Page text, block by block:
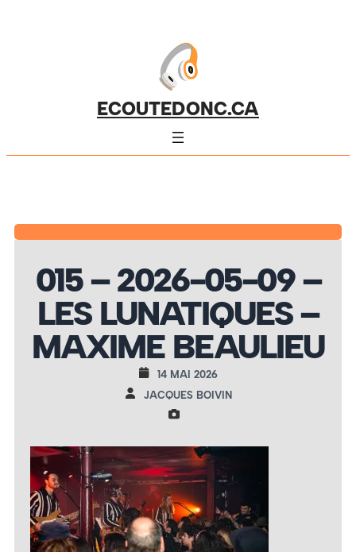
ECOUTEDONC.CA
015 – 2026-05-09 –
LES LUNATIQUES –
MAXIME BEAULIEU
14 MAI 2026
JACQUES BOIVIN